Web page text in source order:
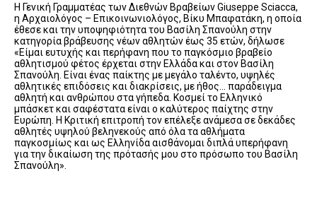
Η Γενική Γραμματέας των Διεθνών Βραβείων Giuseppe Sciacca,
η Αρχαιολόγος – Επικοινωνιολόγος, Βίκυ Μπαφατάκη, η οποία
έθεσε και την υποψηφιότητα του Βασίλη Σπανούλη στην
κατηγορία βράβευσης νέων αθλητών έως 35 ετών, δήλωσε
«Είμαι ευτυχής και περήφανη που το παγκόσμιο βραβείο
αθλητισμού φέτος έρχεται στην Ελλάδα και στον Βασίλη
Σπανούλη. Είναι ένας παίκτης με μεγάλο ταλέντο, υψηλές
αθλητικές επιδόσεις και διακρίσεις, με ήθος… παράδειγμα
αθλητή και ανθρώπου στα γήπεδα. Κοσμεί το Ελληνικό
μπάσκετ και σαφέστατα είναι ο καλύτερος παίχτης στην
Ευρώπη. Η Κριτική επιτροπή τον επέλεξε ανάμεσα σε δεκάδες
αθλητές υψηλού βεληνεκούς από όλα τα αθλήματα
παγκοσμίως και ως Ελληνίδα αισθάνομαι διπλά υπερήφανη
για την δικαίωση της πρότασής μου στο πρόσωπο του Βασίλη
Σπανούλη».